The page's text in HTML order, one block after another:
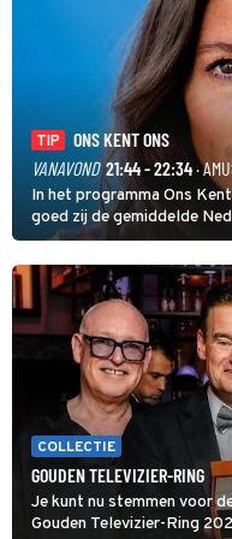
TIP
ONS KENT ONS
VANAVOND 21:44 - 22:34·
In het programma Ons
goed zij de gemiddelde
hoofdredacteur van
rapper Keizer opneemt
Huijbregts.
COLLECTIE
GOUDEN TELEVIZIER-RING
Je kunt nu stemmen voor
Gouden Televizier-Ring 2026. Kies snel je favoriete tv-